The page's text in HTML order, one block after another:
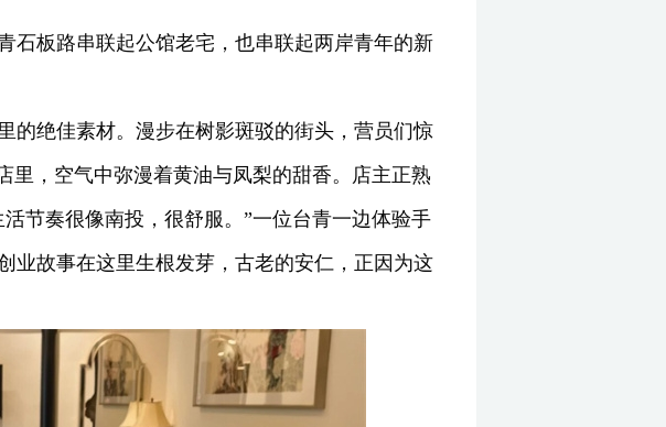
石板路串联起公馆老宅，也串联起两岸青年的新
绝佳素材。漫步在树影斑驳的街头，营员们惊
里，空气中弥漫着黄油与凤梨的甜香。店主正熟
节奏很像南投，很舒服。”一位台青一边体验手
业故事在这里生根发芽，古老的安仁，正因为这